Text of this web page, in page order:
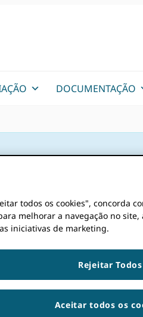
DOCUMENTAÇÃO
a comunidade acadêmica
todos os cookies", concorda
melhorar a navegação no
iniciativas de marketing.
Rejeitar Todos
Aceitar todos os